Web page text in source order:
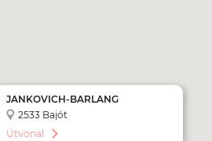
JANKOVICH-BARLANG
2533 Bajót
Útvonal